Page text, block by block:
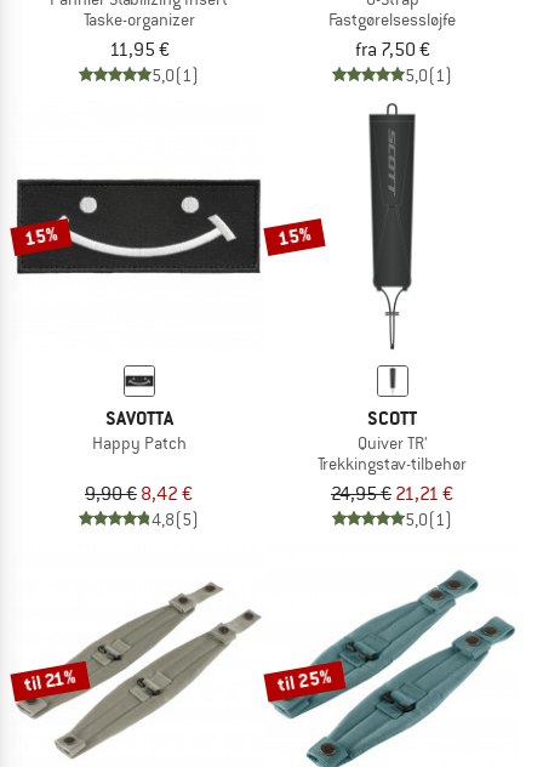
Taske-organizer
11,95 €
5,0(1)
Fastgørelsessløjfe
fra 7,50 €
5,0(1)
15%
SAVOTTA
Happy Patch
9,90 € 8,42 €
4,8(5)
15%
SCOTT
Quiver TR'
Trekkingstav-tilbehør
24,95 € 21,21 €
5,0(1)
til 21% til 25%